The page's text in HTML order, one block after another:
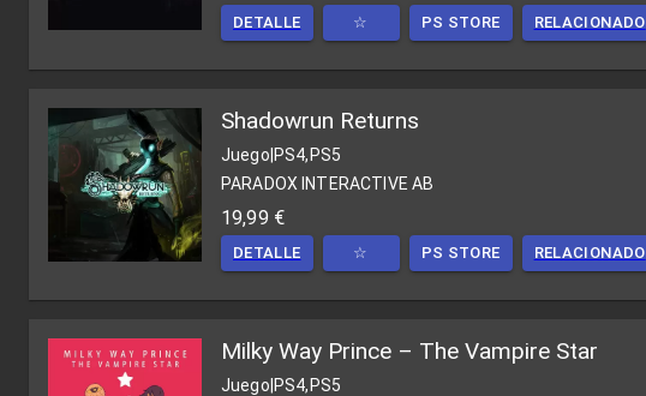
DETALLE ☆ PS STORE RELACIONADO
Shadowrun Returns
Juego|PS4,PS5
PARADOX INTERACTIVE AB
19,99 €
DETALLE ☆ PS STORE RELACIONADO
Milky Way Prince – The Vampire Star
Juego PS4,PS5